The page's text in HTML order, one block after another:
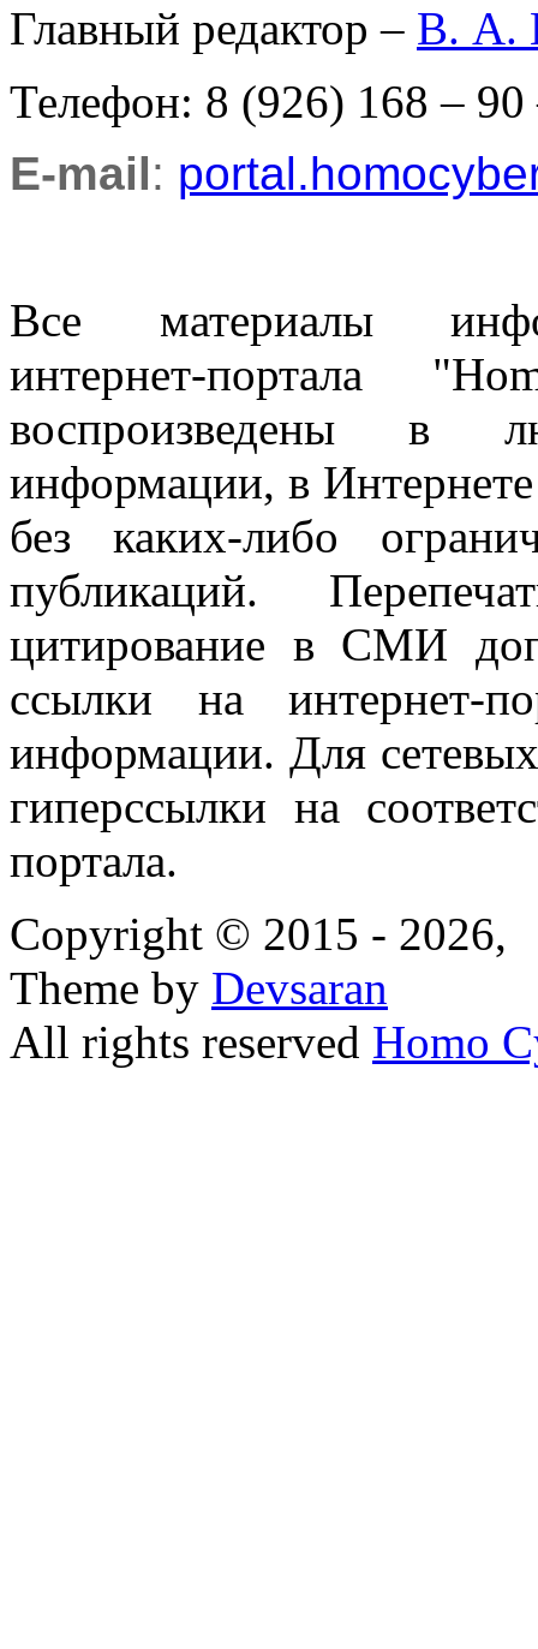
Главный редактор – В. А.
Телефон: 8 (926) 168 – 90
E-mail:
Все материалы
интернет-портала
воспроизведены в
информации, в
без каких-либо
публикаций.
цитирование в СМИ
ссылки на интернет-
информации. Для
гиперссылки на
портала.
Copyright © 2015 - 2026,
Theme by Devsaran
All rights reserved Homo